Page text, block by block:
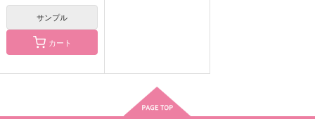
の？
親ステッドワンダーラ
ンド
三つ葉洋菓子店
サンプル
カート